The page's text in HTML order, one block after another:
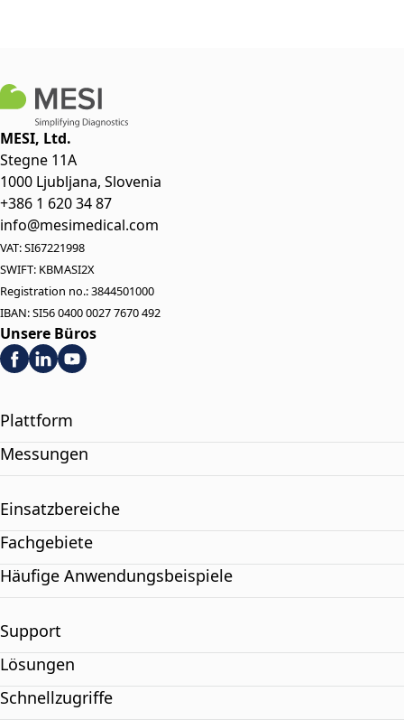
MESI, Ltd.
Stegne 11A
1000 Ljubljana, Slovenia
+386 1 620 34 87
info@mesimedical.com
VAT: SI67221998
SWIFT: KBMASI2X
Registration no.: 3844501000
IBAN: SI56 0400 0027 7670 492
Unsere Büros
Plattform
Messungen
Einsatzbereiche
Fachgebiete
Häufige Anwendungsbeispiele
Support
Lösungen
Schnellzugriffe